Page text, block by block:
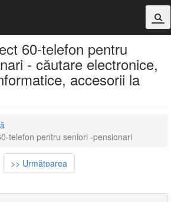
60-telefon pentru
- căutare electronice,
accesorii la
telefon pentru seniori -pensionari
>> Următoarea